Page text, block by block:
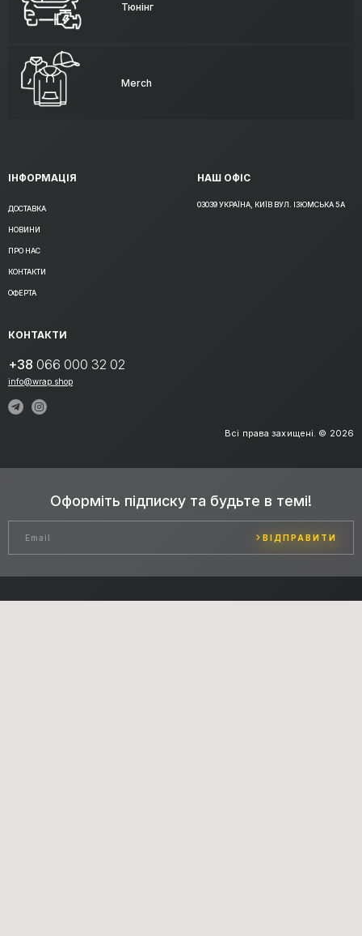
Тюнінг
Merch
ІНФОРМАЦІЯ
ДОСТАВКА
НОВИНИ
ПРО НАС
КОНТАКТИ
ОФЕРТА
НАШ ОФІС
03039 УКРАЇНА, КИЇВ ВУЛ. ІЗЮМСЬКА 5А
КОНТАКТИ
+38 066 000 32 02
info@wrap.shop
Всі права захищені. © 2026
Оформіть підписку та будьте в темі!
ВІДПРАВИТИ